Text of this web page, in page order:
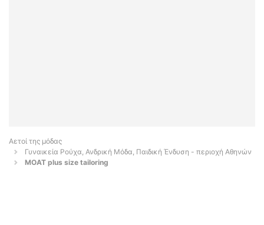
Αετοί της μόδας
Γυναικεία Ρούχα, Ανδρική Μόδα, Παιδική Ένδυση - περιοχή Αθηνών
MOAT plus size tailoring